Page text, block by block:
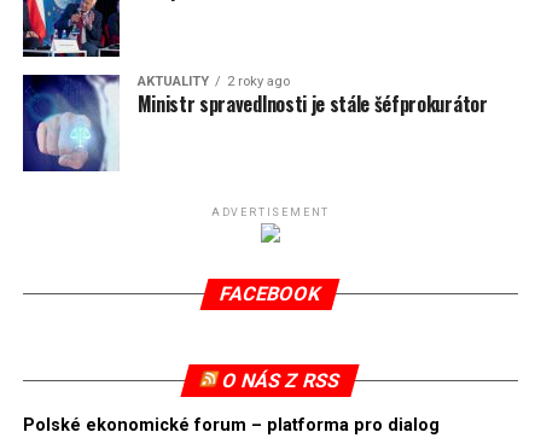
AKTUALITY 2 roky ago
Ministr spravedlnosti je stále šéfprokurátor
ADVERTISEMENT
FACEBOOK
O NÁS Z RSS
Polské ekonomické forum – platforma pro dialog